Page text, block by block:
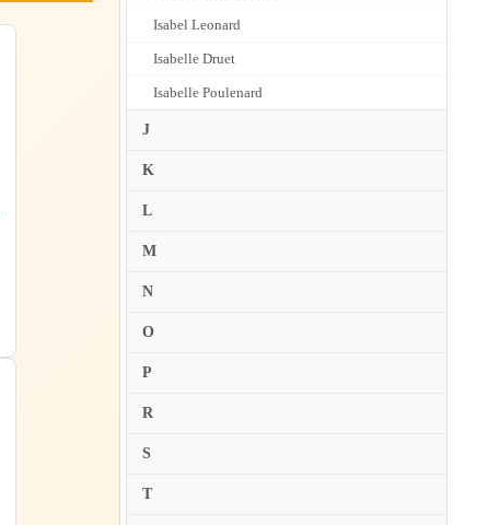
Isabel Leonard
Isabelle Druet
Isabelle Poulenard
J
K
L
M
N
O
P
R
S
T